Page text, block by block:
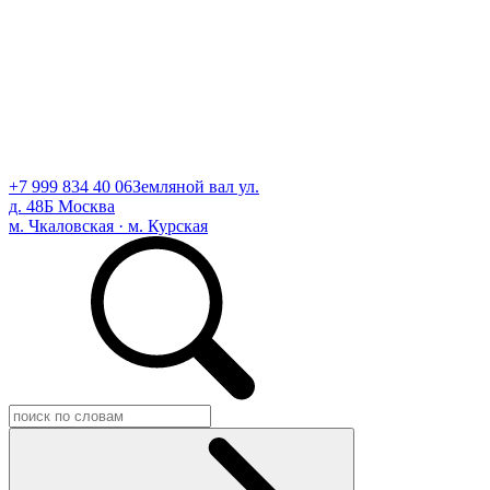
+7 999 834 40 06Земляной вал ул.
д. 48Б Москва
м. Чкаловская · м. Курская